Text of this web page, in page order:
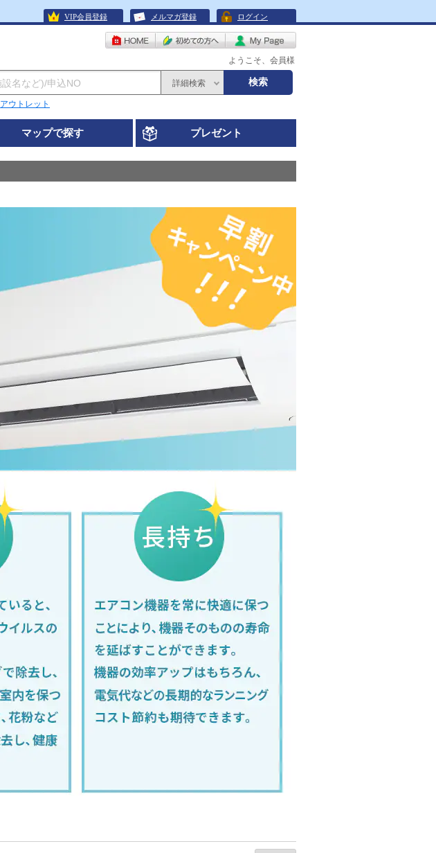
VIP会員登録 メルマガ登録 ログイン
ようこそ、会員様
詳細検索 検索
アウトレット
マップで探す プレゼント